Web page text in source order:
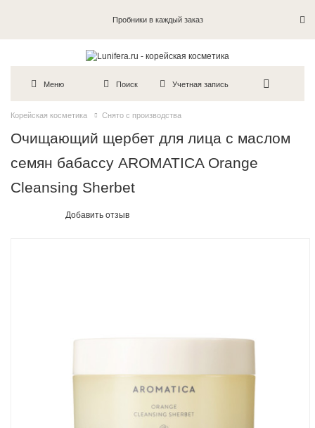
Пробники в каждый заказ
Меню Поиск Учетная запись
Корейская косметика Снято с производства
Очищающий щербет для лица с маслом
семян бабассу AROMATICA Orange
Cleansing Sherbet
Добавить отзыв